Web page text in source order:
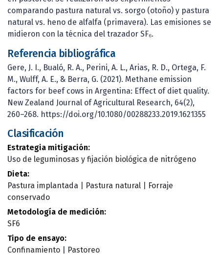
comparando pastura natural vs. sorgo (otoño) y pastura
natural vs. heno de alfalfa (primavera). Las emisiones se
midieron con la técnica del trazador SF₆.
Referencia bibliográfica
Gere, J. I., Bualó, R. A., Perini, A. L., Arias, R. D., Ortega, F.
M., Wulff, A. E., & Berra, G. (2021). Methane emission
factors for beef cows in Argentina: Effect of diet quality.
New Zealand Journal of Agricultural Research, 64(2),
260–268. https://doi.org/10.1080/00288233.2019.1621355
Clasificación
Estrategia mitigación:
Uso de leguminosas y fijación biológica de nitrógeno
Dieta:
Pastura implantada
Pastura natural
Forraje
conservado
Metodología de medición:
SF6
Tipo de ensayo:
Confinamiento
Pastoreo